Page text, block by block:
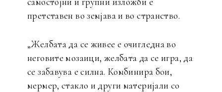
претставен во земјава и во странство.
„Желбата да се живее е очигледна во
неговите мозаици, желбата да се игра, да
се забавува е силна. Комбинира бои,
мермер, стакло и други материјали со